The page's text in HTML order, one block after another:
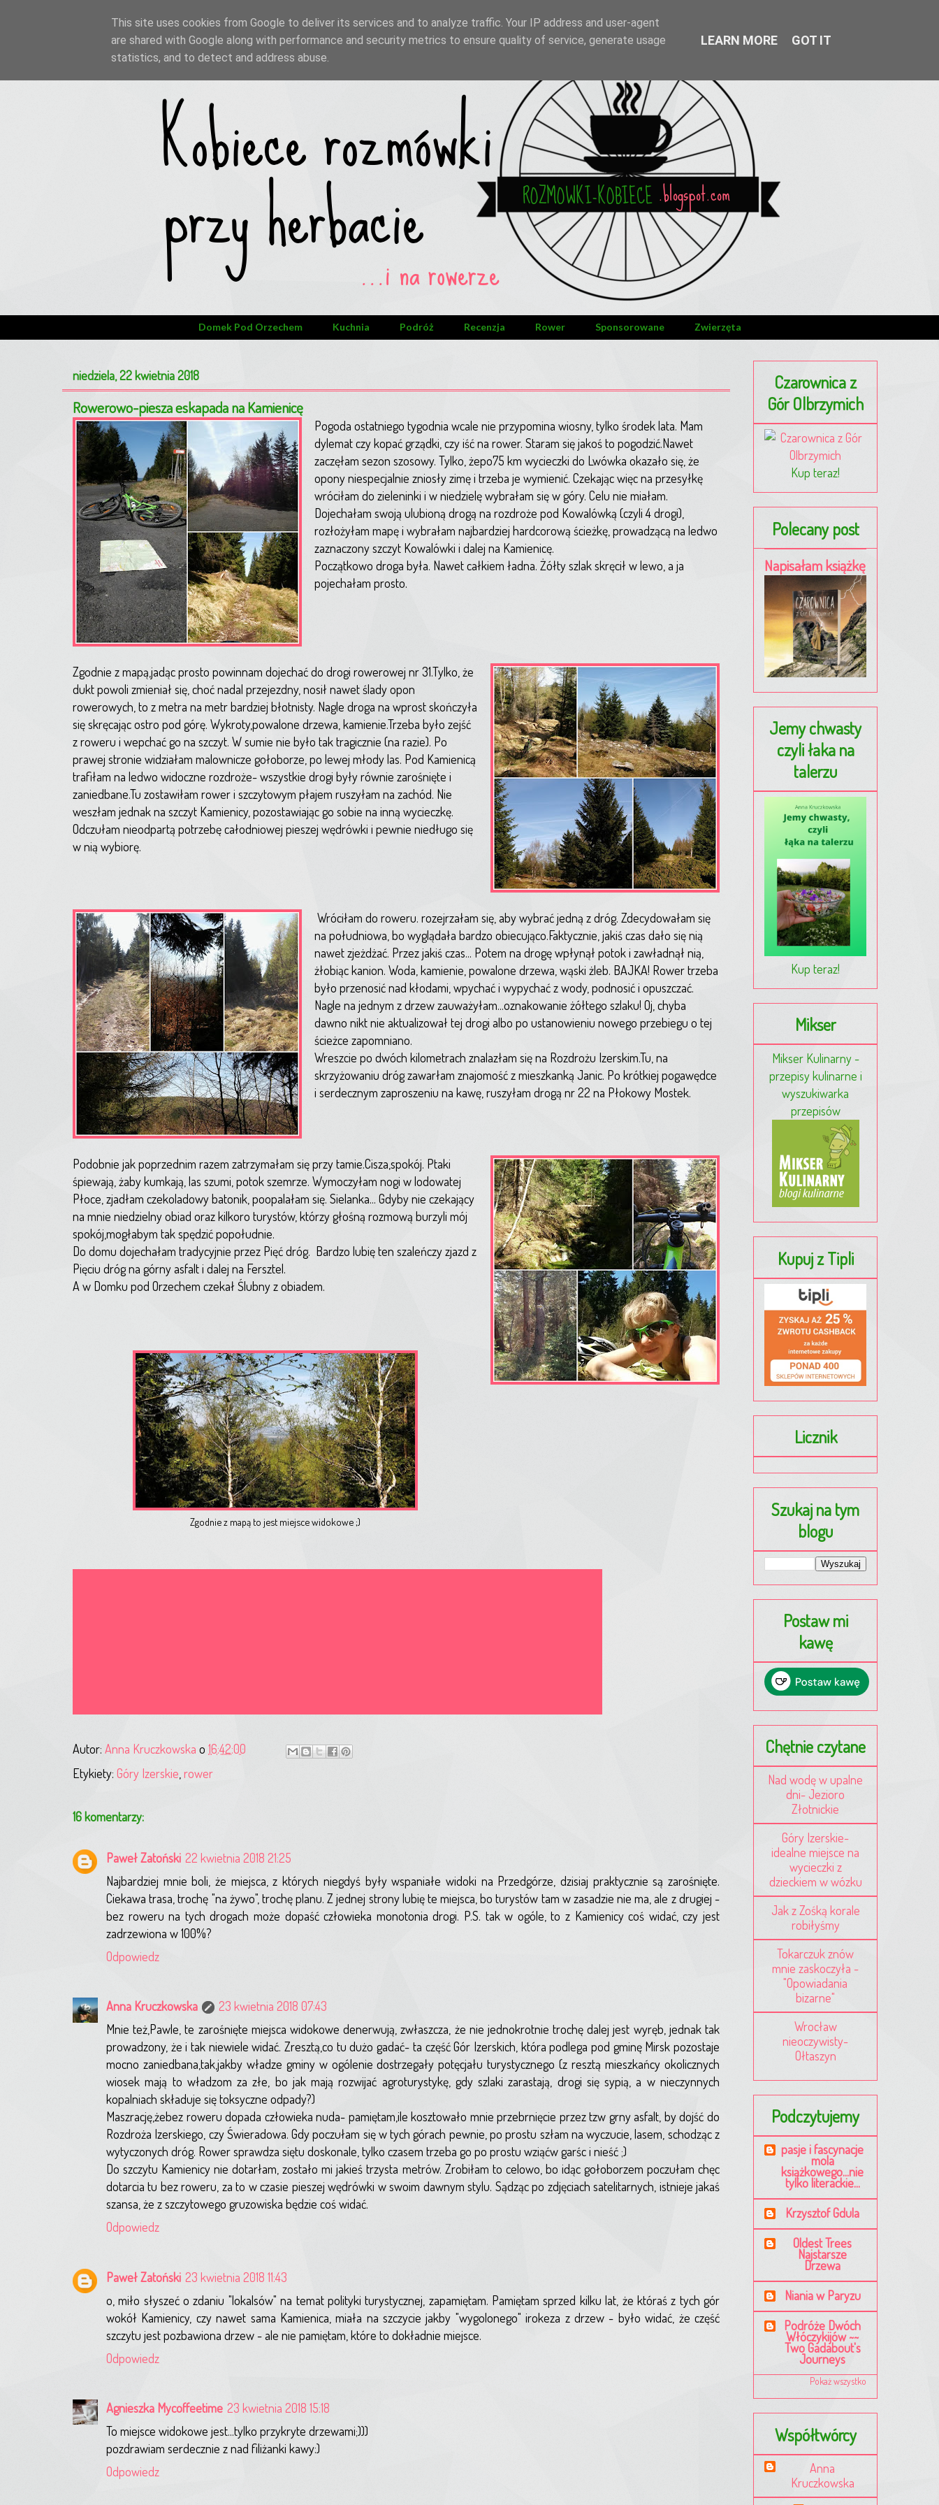
Domek Pod Orzechem Kuchnia Podróż Recenzja Rower Sponsorowane Zwierzęta
niedziela, 22 kwietnia 2018
Rowerowo-piesza eskapada na Kamienicę
Pogoda ostatniego tygodnia wcale nie przypomina wiosny, tylko środek lata. Mam
dylemat czy kopać grządki, czy iść na rower. Staram się jakoś to pogodzić.Nawet
zaczęłam sezon szosowy. Tylko, żepo75 km wycieczki do Lwówka okazało się, że
opony niespecjalnie zniosły zimę i trzeba je wymienić. Czekając więc na przesyłkę
wróciłam do zieleninki i w niedzielę wybrałam się w góry. Celu nie miałam.
Dojechałam swoją ulubioną drogą na rozdroże pod Kowalówką (czyli 4 drogi),
rozłożyłam mapę i wybrałam najbardziej hardcorową ścieżkę, prowadzącą na ledwo
zaznaczony szczyt Kowalówki i dalej na Kamienicę.
Początkowo droga była. Nawet całkiem ładna. Żółty szlak skręcił w lewo, a ja
pojechałam prosto.
Zgodnie z mapą,jadąc prosto powinnam dojechać do drogi rowerowej nr 31.Tylko, że
dukt powoli zmieniał się, choć nadal przejezdny, nosił nawet ślady opon
rowerowych, to z metra na metr bardziej błotnisty. Nagle droga na wprost skończyła
się skręcając ostro pod górę. Wykroty,powalone drzewa, kamienie.Trzeba było zejść
z roweru i wepchać go na szczyt. W sumie nie było tak tragicznie (na razie). Po
prawej stronie widziałam malownicze gołoborze, po lewej młody las. Pod Kamienicą
trafiłam na ledwo widoczne rozdroże- wszystkie drogi były równie zarośnięte i
zaniedbane.Tu zostawiłam rower i szczytowym płajem ruszyłam na zachód. Nie
weszłam jednak na szczyt Kamienicy, pozostawiając go sobie na inną wycieczkę.
Odczułam nieodpartą potrzebę całodniowej pieszej wędrówki i pewnie niedługo się
w nią wybiorę.
Wróciłam do roweru. rozejrzałam się, aby wybrać jedną z dróg. Zdecydowałam się
na południowa, bo wyglądała bardzo obiecująco.Faktycznie, jakiś czas dało się nią
nawet zjeżdżać. Przez jakiś czas... Potem na drogę wpłynął potok i zawładnął nią,
żłobiąc kanion. Woda, kamienie, powalone drzewa, wąski żleb. BAJKA! Rower trzeba
było przenosić nad kłodami, wpychać i wypychać z wody, podnosić i opuszczać.
Nagle na jednym z drzew zauważyłam...oznakowanie żółtego szlaku! Oj, chyba
dawno nikt nie aktualizował tej drogi albo po ustanowieniu nowego przebiegu o tej
ścieżce zapomniano.
Wreszcie po dwóch kilometrach znalazłam się na Rozdrożu Izerskim.Tu, na
skrzyżowaniu dróg zawarłam znajomość z mieszkanką Janic. Po krótkiej pogawędce
i serdecznym zaproszeniu na kawę, ruszyłam drogą nr 22 na Płokowy Mostek.
Podobnie jak poprzednim razem zatrzymałam się przy tamie.Cisza,spokój. Ptaki
śpiewają, żaby kumkają, las szumi, potok szemrze. Wymoczyłam nogi w lodowatej
Płoce, zjadłam czekoladowy batonik, poopalałam się. Sielanka... Gdyby nie czekający
na mnie niedzielny obiad oraz kilkoro turystów, którzy głośną rozmową burzyli mój
spokój,mogłabym tak spędzić popołudnie.
Do domu dojechałam tradycyjnie przez Pięć dróg. Bardzo lubię ten szaleńczy zjazd z
Pięciu dróg na górny asfalt i dalej na Fersztel.
A w Domku pod Orzechem czekał Ślubny z obiadem.
Zgodnie z mapą to jest miejsce widokowe ;)
Autor: Anna Kruczkowska o 16:42:00
Etykiety: Góry Izerskie rower
16 komentarzy:
Paweł Zatoński 22 kwietnia 2018 21:25
Najbardziej mnie boli, że miejsca, z których niegdyś były wspaniałe widoki na Przedgórze, dzisiaj praktycznie są zarośnięte.
Ciekawa trasa, trochę "na żywo", trochę planu. Z jednej strony lubię te miejsca, bo turystów tam w zasadzie nie ma, ale z drugiej -
bez roweru na tych drogach może dopaść człowieka monotonia drogi. P.S. tak w ogóle, to z Kamienicy coś widać, czy jest
zadrzewiona w 100%?
Odpowiedz
Anna Kruczkowska
23 kwietnia 2018 07:43
Mnie też,Pawle, te zarośnięte miejsca widokowe denerwują, zwłaszcza, że nie jednokrotnie trochę dalej jest wyręb, jednak tak
prowadzony, że i tak niewiele widać. Zresztą,co tu dużo gadać- ta część Gór Izerskich, która podlega pod gminę Mirsk pozostaje
mocno zaniedbana,tak,jakby władze gminy w ogólenie dostrzegały potęcjału turystycznego (z resztą mieszkańcy okolicznych
wiosek mają to władzom za złe, bo jak mają rozwijać agroturystykę, gdy szlaki zarastają, drogi się sypią, a w nieczynnych
kopalniach składuje się toksyczne odpady?)
Maszrację,żebez roweru dopada człowieka nuda- pamiętam,ile kosztowało mnie przebrnięcie przez tzw grny asfalt, by dojść do
Rozdroża Izerskiego, czy Świeradowa. Gdy poczułam się w tych górach pewnie, po prostu szłam na wyczucie, lasem, schodząc z
wytyczonych dróg. Rower sprawdza siętu doskonale, tylko czasem trzeba go po prostu wziąćw garśc i nieść ;)
Do szczytu Kamienicy nie dotarłam, zostało mi jakieś trzysta metrów. Zrobiłam to celowo, bo idąc gołoborzem poczułam chęc
dotarcia tu bez roweru, za to w czasie pieszej wędrówki w swoim dawnym stylu. Sądząc po zdjęciach satelitarnych, istnieje jakaś
szansa, że z szczytowego gruzowiska będzie coś widać.
Odpowiedz
Paweł Zatoński 23 kwietnia 2018 11:43
o, miło słyszeć o zdaniu "lokalsów" na temat polityki turystycznej, zapamiętam. Pamiętam sprzed kilku lat, że któraś z tych gór
wokół Kamienicy, czy nawet sama Kamienica, miała na szczycie jakby "wygolonego" irokeza z drzew - było widać, że część
szczytu jest pozbawiona drzew - ale nie pamiętam, które to dokładnie miejsce.
Odpowiedz
Agnieszka Mycoffeetime 23 kwietnia 2018 15:18
To miejsce widokowe jest...tylko przykryte drzewami;)))
pozdrawiam serdecznie z nad filiżanki kawy:)
Odpowiedz
Czarownica z
Gór Olbrzymich
Kup teraz!
Polecany post
Napisałam książkę
Jemy chwasty
czyli łaka na
talerzu
Kup teraz!
Mikser
Mikser Kulinarny -
przepisy kulinarne i
wyszukiwarka
przepisów
Kupuj z Tipli
Licznik
Szukaj na tym
blogu
Postaw mi
kawę
Chętnie czytane
Nad wodę w upalne
dni- Jezioro
Złotnickie
Góry Izerskie-
idealne miejsce na
wycieczki z
dzieckiem w wózku
Jak z Zośką korale
robiłyśmy
Tokarczuk znów
mnie zaskoczyła -
"Opowiadania
bizarne"
Wrocław
nieoczywisty-
Ołtaszyn
Podczytujemy
pasje i fascynacje
mola
książkowego...nie
tylko literackie...
Krzysztof Gdula
Oldest Trees
Najstarsze
Drzewa
Niania w Paryzu
Podróże Dwóch
Włóczykijów ~~
Two Gadabout's
Journeys
Pokaż wszystko
Współtwórcy
Anna
Kruczkowska
This site uses cookies from Google to deliver its services and to analyze traffic. Your IP address and user-agent
are shared with Google along with performance and security metrics to ensure quality of service, generate usage
statistics, and to detect and address abuse.
LEARN MORE GOT IT